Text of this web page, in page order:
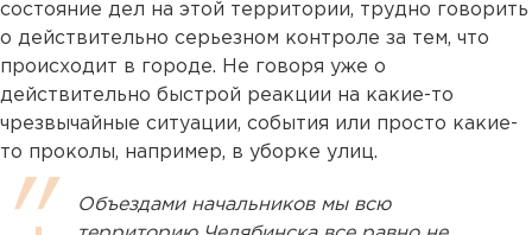
состояние дел на этой территории, трудно говорить
о действительно серьезном контроле за тем, что
происходит в городе. Не говоря уже о
действительно быстрой реакции на какие-то
чрезвычайные ситуации, события или просто какие-
то проколы, например, в уборке улиц.
Объездами начальников мы всю